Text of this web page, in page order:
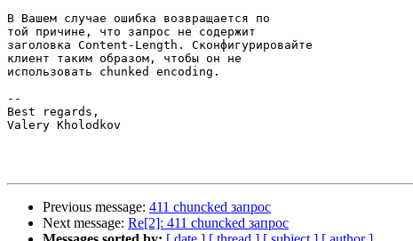
В Вашем случае ошибка возвращается по
той причине, что запрос не содержит
заголовка Content-Length. Сконфигурировайте
клиент таким образом, чтобы он не
использовать chunked encoding.
--
Best regards,
Valery Kholodkov
Previous message: 411 chuncked запрос
Next message: Re[2]: 411 chuncked запрос